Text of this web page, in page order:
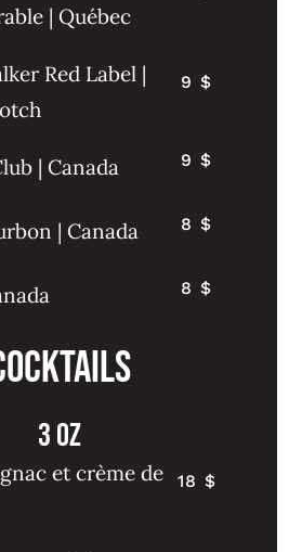
| Québec
Red Label |
9 $
| Canada 9 $
| Canada 8 $
8 $
3 oz
et crème de
18 $